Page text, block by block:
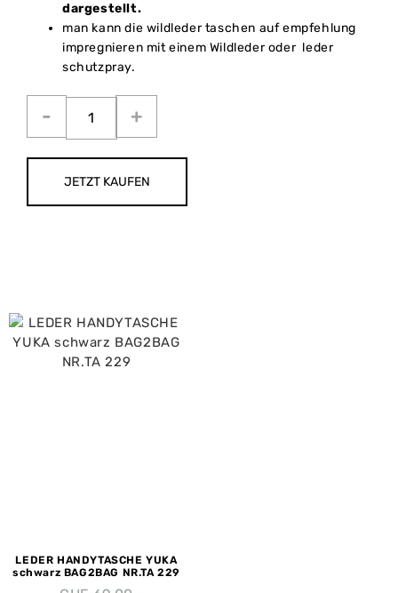
dargestellt.
man kann die wildleder taschen auf empfehlung
impregnieren mit einem Wildleder oder leder
schutzpray.
JETZT KAUFEN
LEDER HANDYTASCHE YUKA
schwarz BAG2BAG NR.TA 229